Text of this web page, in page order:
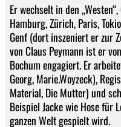
Er wechselt in den
Hamburg, Zürich, Paris,
Genf (dort inszeniert er zur
von Claus Peymann ist er
Bochum engagiert. Er
Georg, Marie.Woyzeck),
Material, Die Mutter) und
Beispiel Jacke wie Hose für
ganzen Welt gespielt wird.